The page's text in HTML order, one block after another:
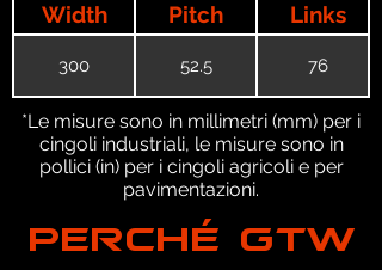
Width
Pitch
Links
300 52.5 76
*Le misure sono in millimetri (mm) per i
cingoli industriali, le misure sono in
pollici (in) per i cingoli agricoli e per
pavimentazioni.
PERCHÉ GTW